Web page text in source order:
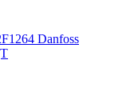
Danfoss